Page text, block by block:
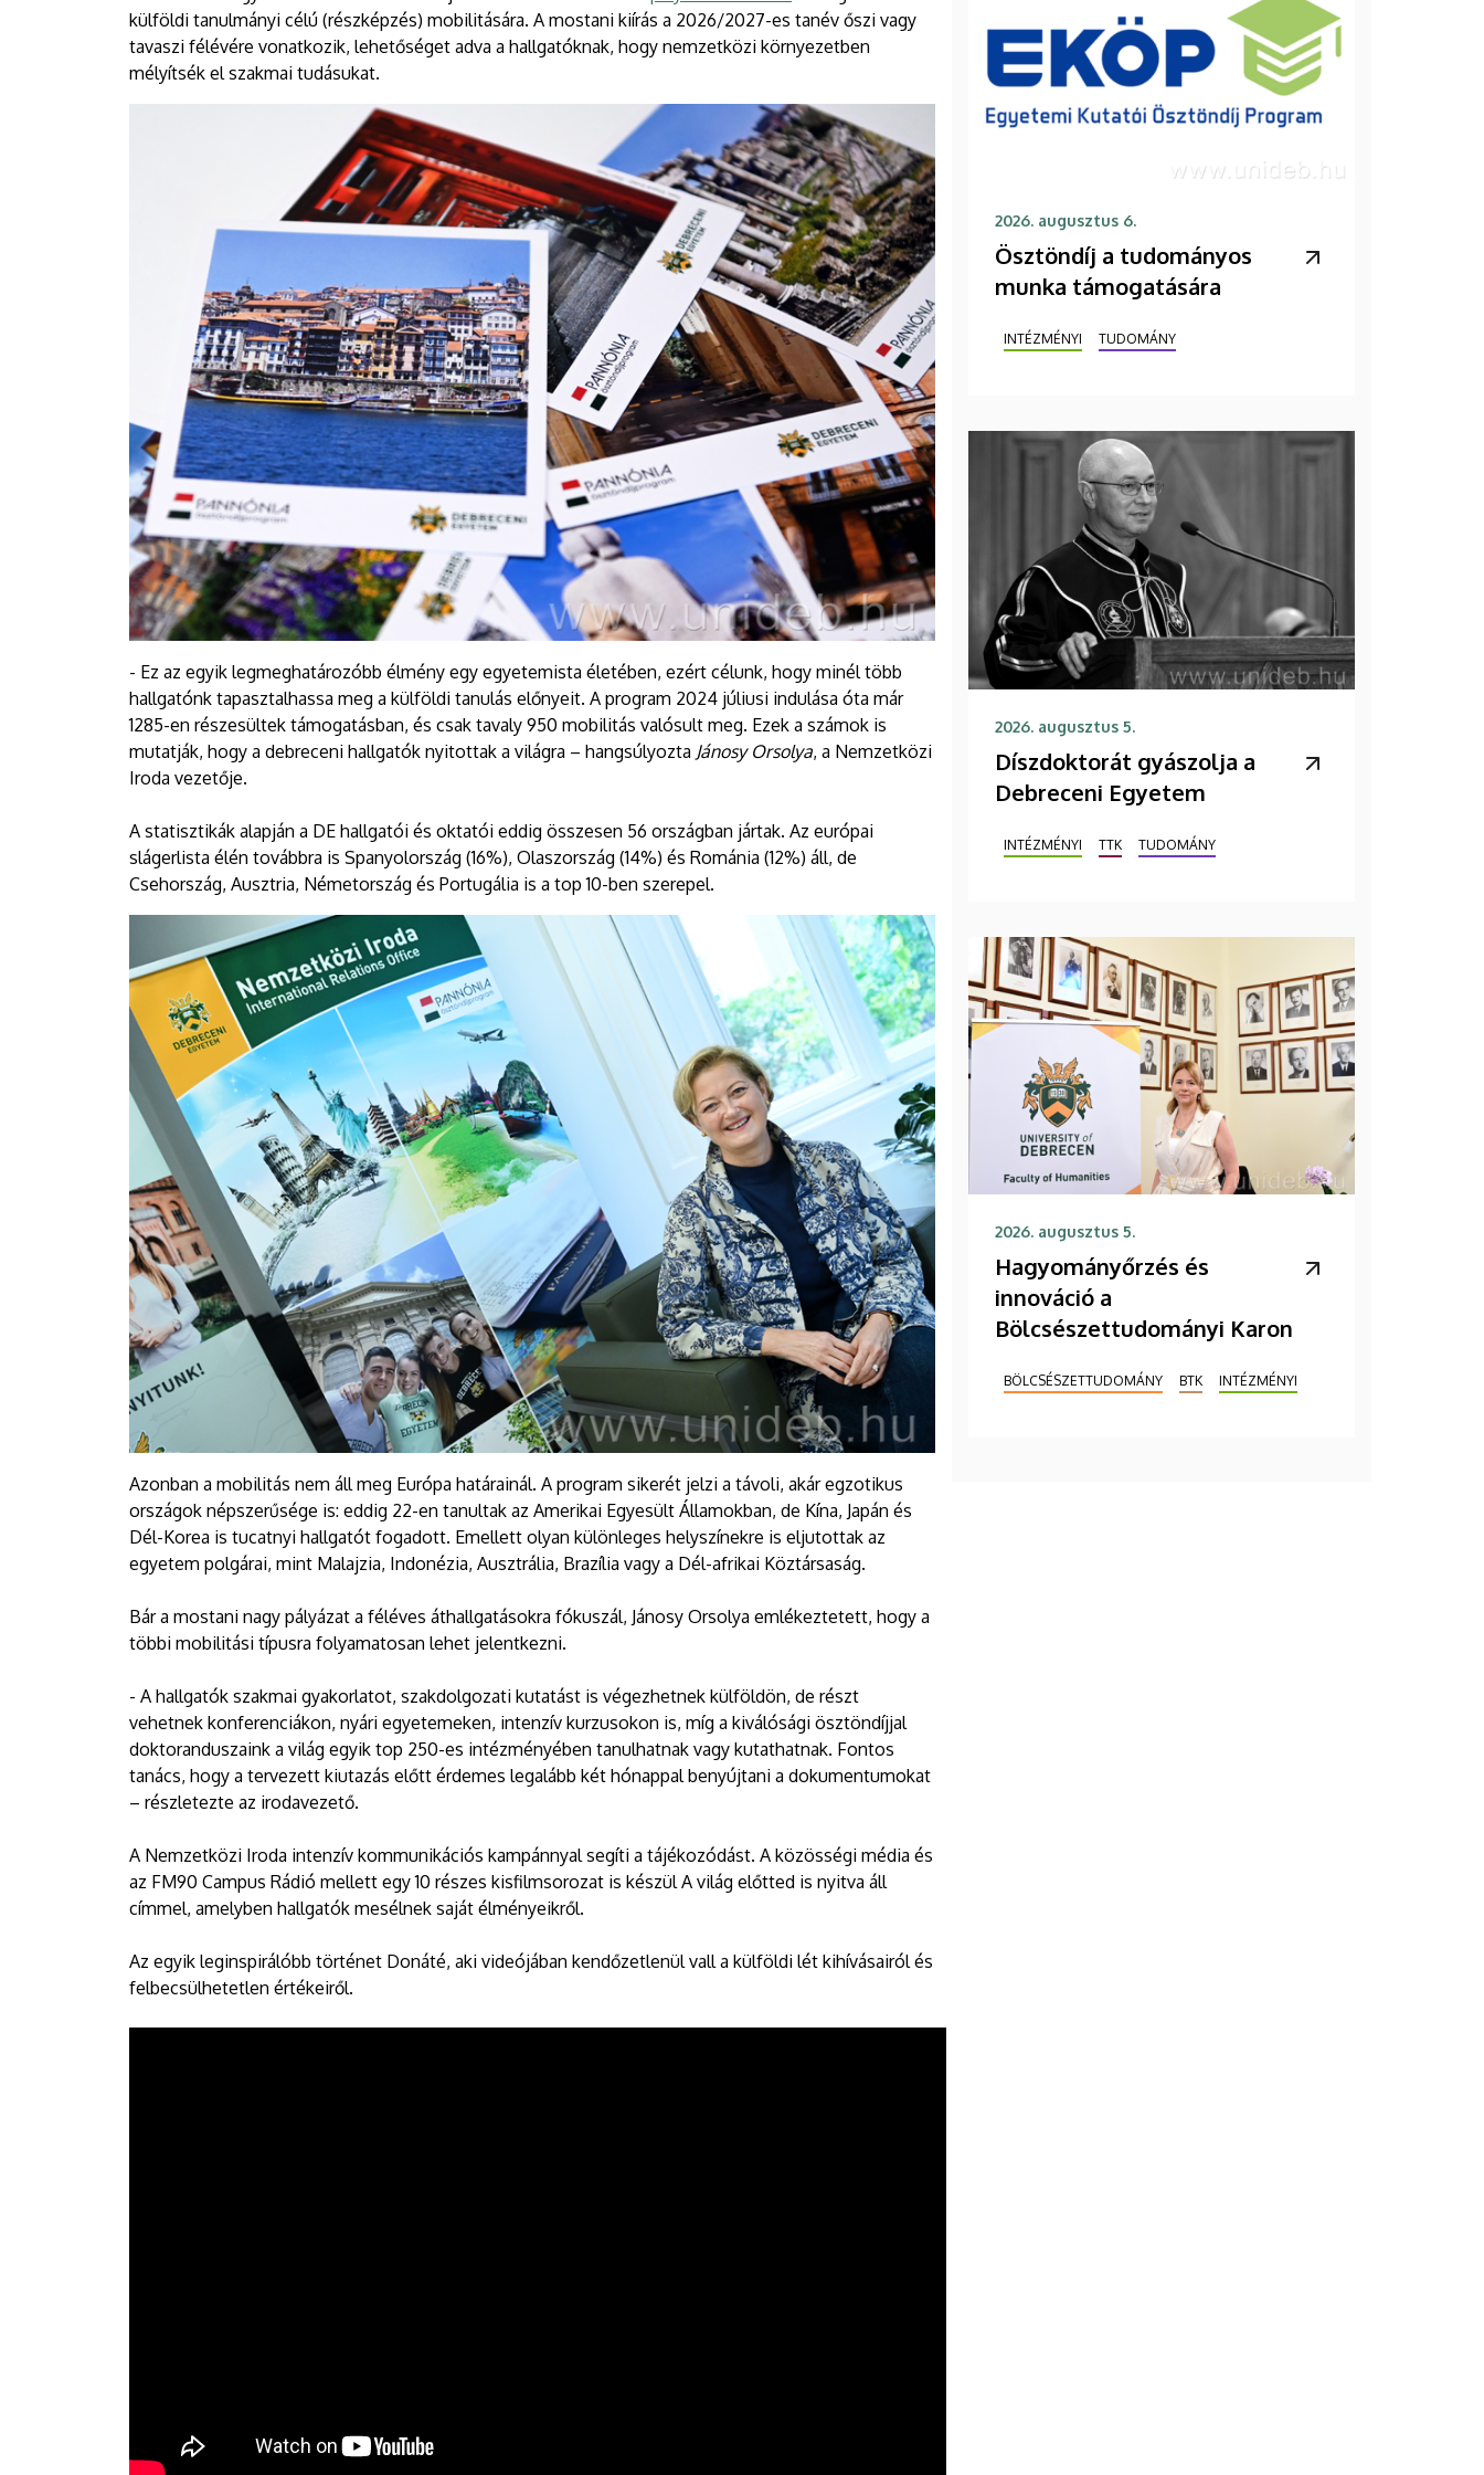
részképzésre
DEBRECENI
külföldi tanulmányi célú (részképzés) mobilitására. A mostani kiírás a 2026/2027-es tanév őszi vagy
tavaszi félévére vonatkozik, lehetőséget adva a hallgatóknak, hogy nemzetközi környezetben
mélyítsék el szakmai tudásukat.
- Ez az egyik legmeghatározóbb élmény egy egyetemista életében, ezért célunk, hogy minél több
hallgatónk tapasztalhassa meg a külföldi tanulás előnyeit. A program 2024 júliusi indulása óta már
1285-en részesültek támogatásban, és csak tavaly 950 mobilitás valósult meg. Ezek a számok is
mutatják, hogy a debreceni hallgatók nyitottak a világra – hangsúlyozta Jánosy Orsolya, a Nemzetközi
Iroda vezetője.
A statisztikák alapján a DE hallgatói és oktatói eddig összesen 56 országban jártak. Az európai
slágerlista élén továbbra is Spanyolország (16%), Olaszország (14%) és Románia (12%) áll, de
Csehország, Ausztria, Németország és Portugália is a top 10-ben szerepel.
Azonban a mobilitás nem áll meg Európa határainál. A program sikerét jelzi a távoli, akár egzotikus
országok népszerűsége is: eddig 22-en tanultak az Amerikai Egyesült Államokban, de Kína, Japán és
Dél-Korea is tucatnyi hallgatót fogadott. Emellett olyan különleges helyszínekre is eljutottak az
egyetem polgárai, mint Malajzia, Indonézia, Ausztrália, Brazília vagy a Dél-afrikai Köztársaság.
Bár a mostani nagy pályázat a féléves áthallgatásokra fókuszál, Jánosy Orsolya emlékeztetett, hogy a
többi mobilitási típusra folyamatosan lehet jelentkezni.
- A hallgatók szakmai gyakorlatot, szakdolgozati kutatást is végezhetnek külföldön, de részt
vehetnek konferenciákon, nyári egyetemeken, intenzív kurzusokon is, míg a kiválósági ösztöndíjjal
doktoranduszaink a világ egyik top 250-es intézményében tanulhatnak vagy kutathatnak. Fontos
tanács, hogy a tervezett kiutazás előtt érdemes legalább két hónappal benyújtani a dokumentumokat
– részletezte az irodavezető.
A Nemzetközi Iroda intenzív kommunikációs kampánnyal segíti a tájékozódást. A közösségi média és
az FM90 Campus Rádió mellett egy 10 részes kisfilmsorozat is készül A világ előtted is nyitva áll
címmel, amelyben hallgatók mesélnek saját élményeikről.
Az egyik leginspirálóbb történet Donáté, aki videójában kendőzetlenül vall a külföldi lét kihívásairól és
felbecsülhetetlen értékeiről.
2026. augusztus 6.
Ösztöndíj a tudományos
munka támogatására
INTÉZMÉNYI TUDOMÁNY
2026. augusztus 5.
Díszdoktorát gyászolja a
Debreceni Egyetem
INTÉZMÉNYI TTK TUDOMÁNY
2026. augusztus 5.
Hagyományőrzés és
innováció a
Bölcsészettudományi Karon
BÖLCSÉSZETTUDOMÁNY BTK INTÉZMÉNYI